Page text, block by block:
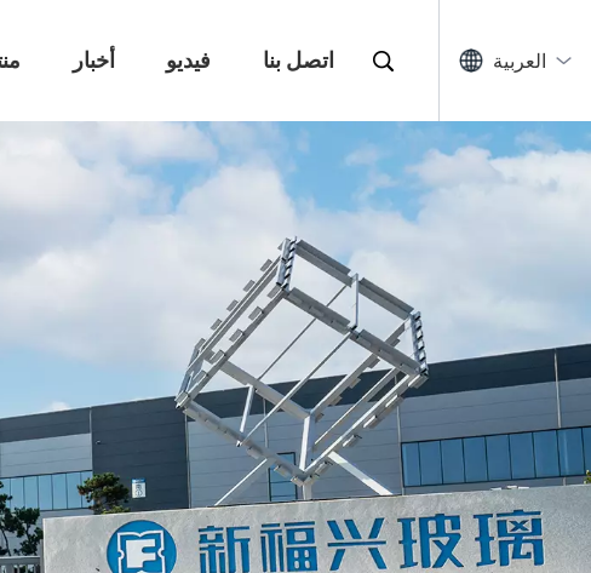
أخبار فيديو اتصل بنا العربية